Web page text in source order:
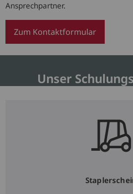
Ansprechpartner.
Zum Kontaktformular
Unser